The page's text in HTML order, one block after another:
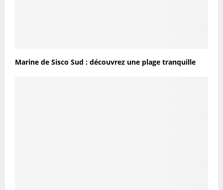
Marine de Sisco Sud : découvrez une plage tranquille